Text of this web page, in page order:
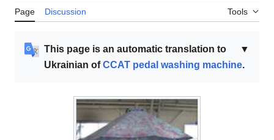
Page Discussion Tools
▼
This page is an automatic translation to
Ukrainian ofCCAT pedal washing machine.